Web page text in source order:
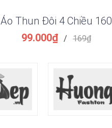
Áo Thun Đôi 4 Chiều 160
99.000₫ / 169₫